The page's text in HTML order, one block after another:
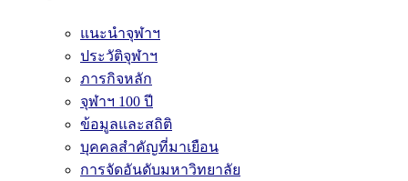
แนะนำจุฬาฯ
ประวัติจุฬาฯ
ภารกิจหลัก
จุฬาฯ 100 ปี
ข้อมูลและสถิติ
บุคคลสำคัญที่มาเยือน
การจัดอันดับมหาวิทยาลัย